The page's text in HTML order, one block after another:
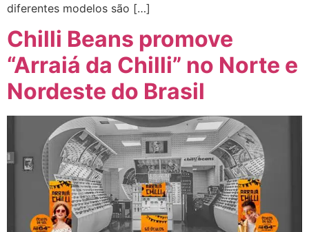
diferentes modelos são […]
Chilli Beans promove
“Arraiá da Chilli” no Norte e
Nordeste do Brasil